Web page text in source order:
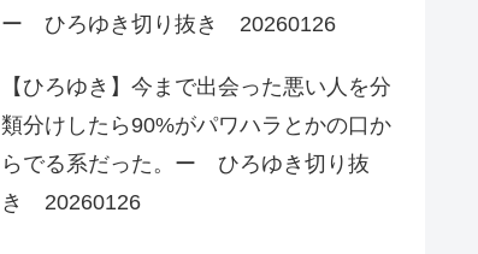
ー ひろゆき切り抜き 20260126
【ひろゆき】今まで出会った悪い人を分
類分けしたら90%がパワハラとかの口か
らでる系だった。ー ひろゆき切り抜
き 20260126